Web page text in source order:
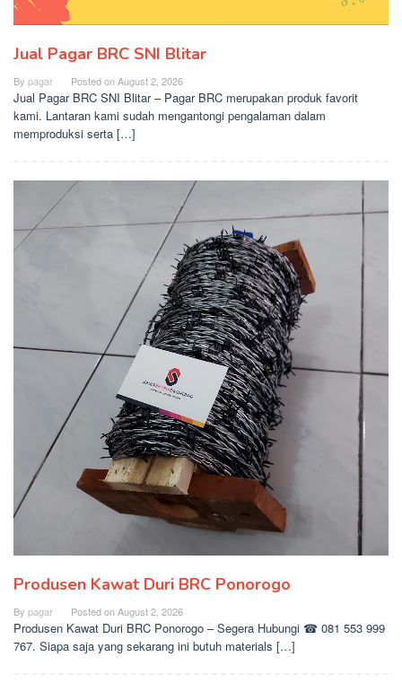
Jual Pagar BRC SNI Blitar
By pagar Posted onAugust 2, 2026
Jual Pagar BRC SNI Blitar – Pagar BRC merupakan produk favorit
kami. Lantaran kami sudah mengantongi pengalaman dalam
memproduksi serta […]
Produsen Kawat Duri BRC Ponorogo
By pagar Posted onAugust 2, 2026
Produsen Kawat Duri BRC Ponorogo – Segera Hubungi ☎ 081 553 999
767. Siapa saja yang sekarang ini butuh materials […]